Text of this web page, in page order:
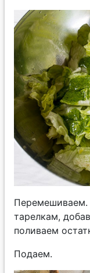
Перемешиваем.
тарелкам,
поливаем
Подаем.